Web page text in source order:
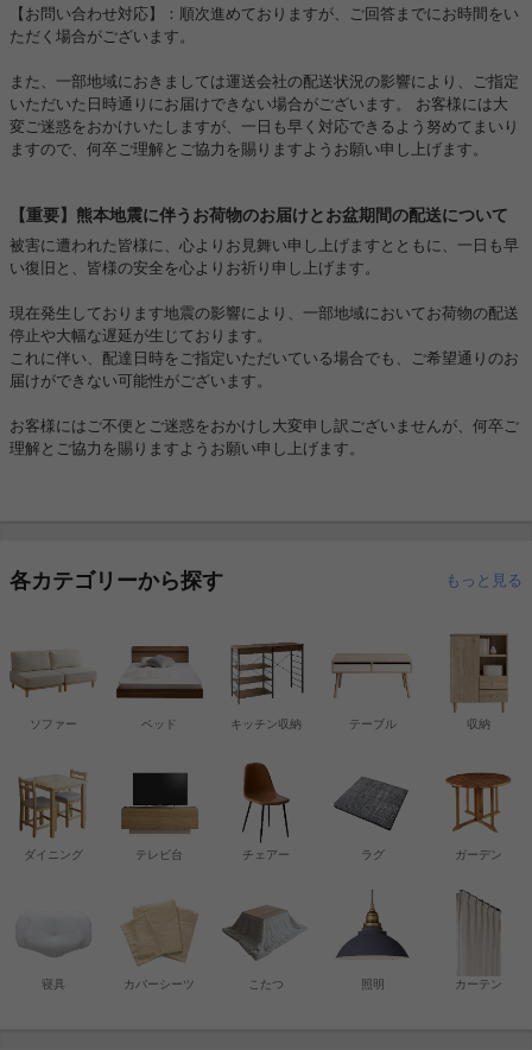
【お問い合わせ対応】：順次進めておりますが、ご回答までにお時間をい
ただく場合がございます。
また、一部地域におきましては運送会社の配送状況の影響により、ご指定
いただいた日時通りにお届けできない場合がございます。 お客様には大
変ご迷惑をおかけいたしますが、一日も早く対応できるよう努めてまいり
ますので、何卒ご理解とご協力を賜りますようお願い申し上げます。
【重要】熊本地震に伴うお荷物のお届けとお盆期間の配送について
被害に遭われた皆様に、心よりお見舞い申し上げますとともに、一日も早
い復旧と、皆様の安全を心よりお祈り申し上げます。
現在発生しております地震の影響により、一部地域においてお荷物の配送
停止や大幅な遅延が生じております。
これに伴い、配達日時をご指定いただいている場合でも、ご希望通りのお
届けができない可能性がございます。
お客様にはご不便とご迷惑をおかけし大変申し訳ございませんが、何卒ご
理解とご協力を賜りますようお願い申し上げます。
各カテゴリーから探す もっと見る
ソファー ベッド 収納
キッチン収納
寝具 カバーシーツ
チェアー
テーブル
こたつ
テレビ台
ダイニング ラグ
カーテン
照明
ガーデン